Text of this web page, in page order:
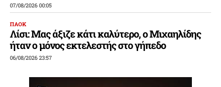
07/08/2026 00:05
ΠΑΟΚ
Λίσι: Μας άξιζε κάτι καλύτερο, ο Μιχαηλίδης
ήταν ο μόνος εκτελεστής στο γήπεδο
06/08/2026 23:57